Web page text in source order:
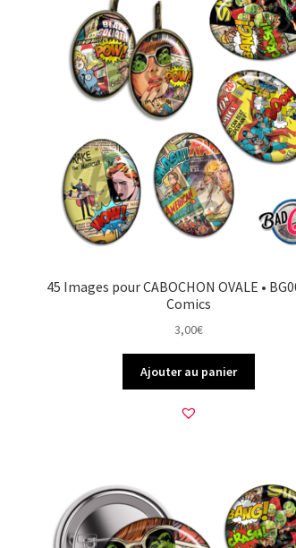
45 Images pour CABOCHON OVALE •
Comics
3,00€
Ajouter au panier